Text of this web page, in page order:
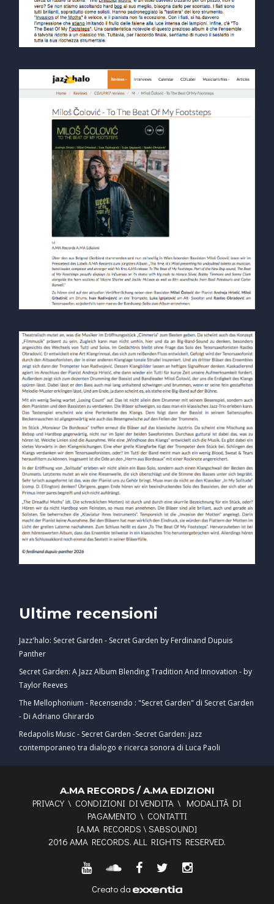
Ultime recensioni
Jazz'halo: Secret Garden - Secret Garden by Ferdinand Dupuis
Panther
Secret Garden: A Jazz Album Blending Tradition And Innovation - by
Taylor Reeves
The Mellophonium - Recensendo : "Secret Garden" di Secret Garden
- Di Adriano Ghirardo
Redapolis Music - Secret Garden -Secret Garden: jazz
contemporaneo tra dialogo e ricerca sonora di Luca Paoli
A.MA RECORDS / A.MA EDIZIONI
PRIVACY \ CONDIZIONI DI VENDITA \ MODALITÀ DI
PAGAMENTO \ CONTATTI
[A.MA RECORDS \ SABSOUND]
2016 AMA RECORDS. ALL RIGHTS RESERVED.
Creato da